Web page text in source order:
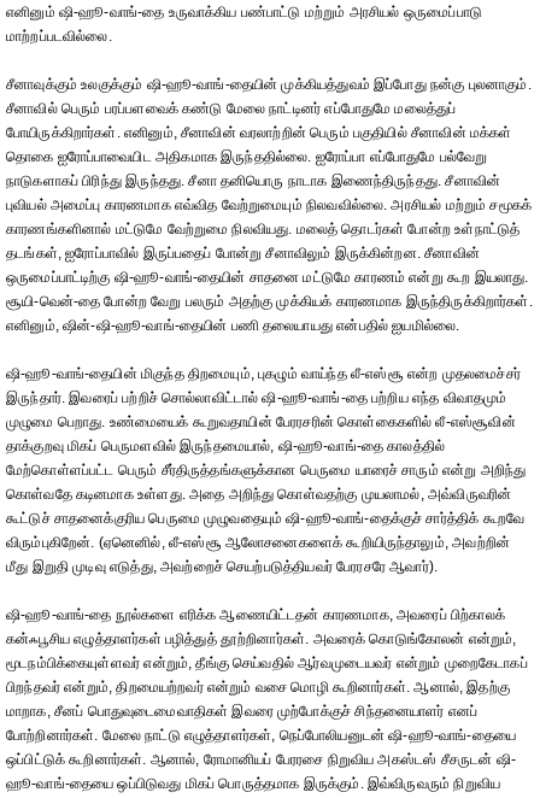
எனினும் ஷி-ஹூ-வாங்-தை உருவாக்கிய பண்பாட்டு மற்றும் அரசியல் ஒருமைப்பாடு
மாற்றப்படவில்லை.
சீனாவுக்கும் உலகுக்கும் ஷி-ஹூ-வாங்-தையின் முக்கியத்துவம் இப்போது நன்கு புலனாகும்.
சீனாவில் பெரும் பரப்பளவைக் கண்டு மேலை நாட்டினர் எப்போதுமே மலைத்துப்
போயிருக்கிறார்கள். எனினும், சீனாவின் வரலாற்றின் பெரும் பகுதியில் சீனாவின் மக்கள்
தொகை ஐரோப்பாவையிட அதிகமாக இருந்ததில்லை. ஐரோப்பா எப்போதுமே பல்வேறு
நாடுகளாகப் பிரிந்து இருந்தது. சீனா தனியொரு நாடாக இணைந்திருந்தது. சீனாவின்
புவியல் அமைப்பு காரணமாக எவ்வித வேற்றுமையும் நிலவவில்லை. அரசியல் மற்றும் சமூகக்
காரணங்களினால் மட்டுமே வேற்றுமை நிலவியது. மலைத் தொடர்கள் போன்ற உள்நாட்டுத்
தடங்கள், ஐரோப்பாவில் இருப்பதைப் போன்று சீனாவிலும் இருக்கின்றன. சீனாவின்
ஒருமைப்பாட்டிற்கு ஷி-ஹூ-வாங்-தையின் சாதனை மட்டுமே காரணம் என்று கூற இயலாது.
சூயி-வென்-தை போன்ற வேறு பலரும் அதற்கு முக்கியக் காரணமாக இருந்திருக்கிறார்கள்.
எனினும், ஷின்-ஷி-ஹூ-வாங்-தையின் பணி தலையாயது என்பதில் ஐயமில்லை.
ஷி-ஹூ-வாங்-தையின் மிகுந்த திறமையும், புகழும் வாய்ந்த லீ-எஸ்சூ என்ற முதலமைச்சர்
இருந்தார். இவரைப் பற்றிச் சொல்லாவிட்டால் ஷி-ஹூ-வாங்-தை பற்றிய எந்த விவாதமும்
முழுமை பெறாது. உண்மையைக் கூறுவதாயின் பேரரசரின் கொள்கைகளில் லீ-எஸ்சூவின்
தாக்குறவு மிகப் பெருமளவில் இருந்தமையால், ஷி-ஹூ-வாங்-தை காலத்தில்
மேற்கொள்ளப்பட்ட பெரும் சீர்திருத்தங்களுக்கான பெருமை யாரைச் சாரும் என்று அறிந்து
கொள்வதே கடினமாக உள்ளது. அதை அறிந்து கொள்வதற்கு முயலாமல், அவ்விருவரின்
கூட்டுச் சாதனைக்குரிய பெருமை முழுவதையும் ஷி-ஹூ-வாங்-தைக்குச் சார்த்திக் கூறவே
விரும்புகிறேன். (ஏனெனில், லீ-எஸ்சூ ஆலோசனைகளைக் கூறியிருந்தாலும், அவற்றின்
மீது இறுதி முடிவு எடுத்து, அவற்றைச் செயற்படுத்தியவர் பேரரசரே ஆவார்).
ஷி-ஹூ-வாங்-தை நூல்களை எரிக்க ஆணையிட்டதன் காரணமாக, அவரைப் பிற்காலக்
கன்ஃபூசிய எழுத்தாளர்கள் பழித்துத் தூற்றினார்கள். அவரைக் கொடுங்கோலன் என்றும்,
மூடநம்பிக்கையுள்ளவர் என்றும், தீங்கு செய்வதில் ஆர்வமுடையவர் என்றும் முறைகேடாகப்
பிறந்தவர் என்றும், திறமையற்றவர் என்றும் வசை மொழி கூறினார்கள். ஆனால், இதற்கு
மாறாக, சீனப் பொதுவுடைமைவாதிகள் இவரை முற்போக்குச் சிந்தனையாளர் எனப்
போற்றினார்கள். மேலை நாட்டு எழுத்தாளர்கள், நெப்போலியனுடன் ஷி-ஹூ-வாங்-தையை
ஒப்பிட்டுக் கூறினார்கள். ஆனால், ரோமானியப் பேரரசை நிறுவிய அகஸ்டஸ் சீசருடன் ஷி-
ஹூ-வாங்-தையை ஒப்பிடுவது மிகப் பொருத்தமாக இருக்கும். இவ்விருவரும் நிறுவிய